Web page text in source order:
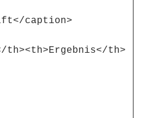
caption>
th>